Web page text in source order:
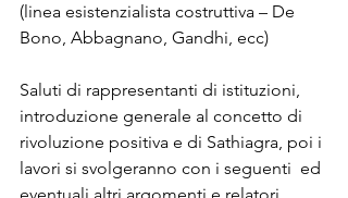
(linea esistenzialista costruttiva – De
Bono, Abbagnano, Gandhi, ecc)
Saluti di rappresentanti di istituzioni,
introduzione generale al concetto di
rivoluzione positiva e di Sathiagra, poi i
lavori si svolgeranno con i seguenti  ed